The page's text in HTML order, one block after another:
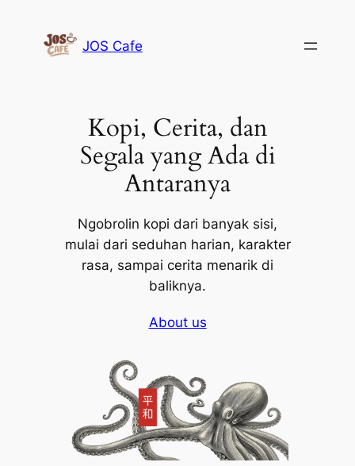
konten
JOS Cafe
Kopi, Cerita, dan
Segala yang Ada di
Antaranya
Ngobrolin kopi dari banyak sisi,
mulai dari seduhan harian, karakter
rasa, sampai cerita menarik di
baliknya.
About us